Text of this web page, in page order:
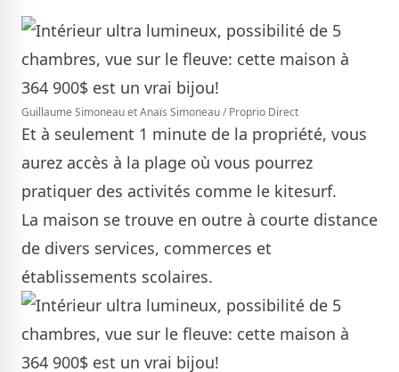
Guillaume Simoneau et Anaïs Simoneau / Proprio Direct
Et à seulement 1 minute de la propriété, vous
aurez accès à la plage où vous pourrez
pratiquer des activités comme le kitesurf.
La maison se trouve en outre à courte distance
de divers services, commerces et
établissements scolaires.